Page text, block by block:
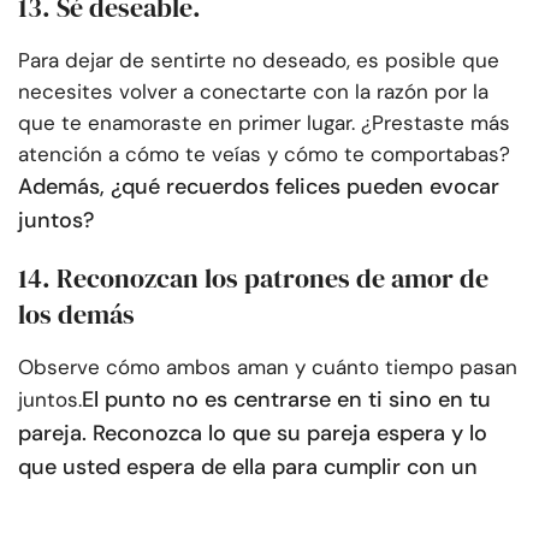
13. Sé deseable.
Para dejar de sentirte no deseado, es posible que
necesites volver a conectarte con la razón por la
que te enamoraste en primer lugar. ¿Prestaste más
atención a cómo te veías y cómo te comportabas?
Además, ¿qué recuerdos felices pueden evocar
juntos?
14. Reconozcan los patrones de amor de
los demás
Observe cómo ambos aman y cuánto tiempo pasan
juntos.El punto no es centrarse en ti sino en tu
pareja. Reconozca lo que su pareja espera y lo
que usted espera de ella para cumplir con un